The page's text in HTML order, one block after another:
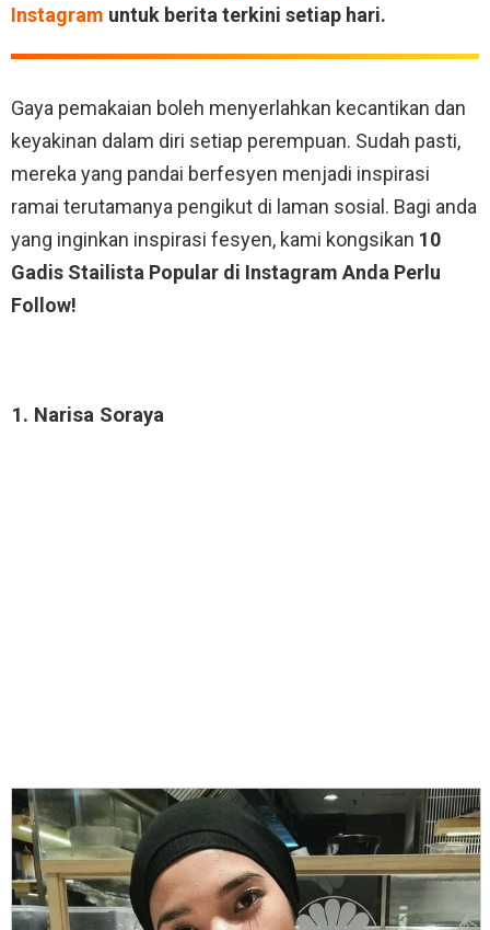
Instagram untuk berita terkini setiap hari.
Gaya pemakaian boleh menyerlahkan kecantikan dan
keyakinan dalam diri setiap perempuan. Sudah pasti,
mereka yang pandai berfesyen menjadi inspirasi
ramai terutamanya pengikut di laman sosial. Bagi anda
yang inginkan inspirasi fesyen, kami kongsikan 10
Gadis Stailista Popular di Instagram Anda Perlu
Follow!
1. Narisa Soraya